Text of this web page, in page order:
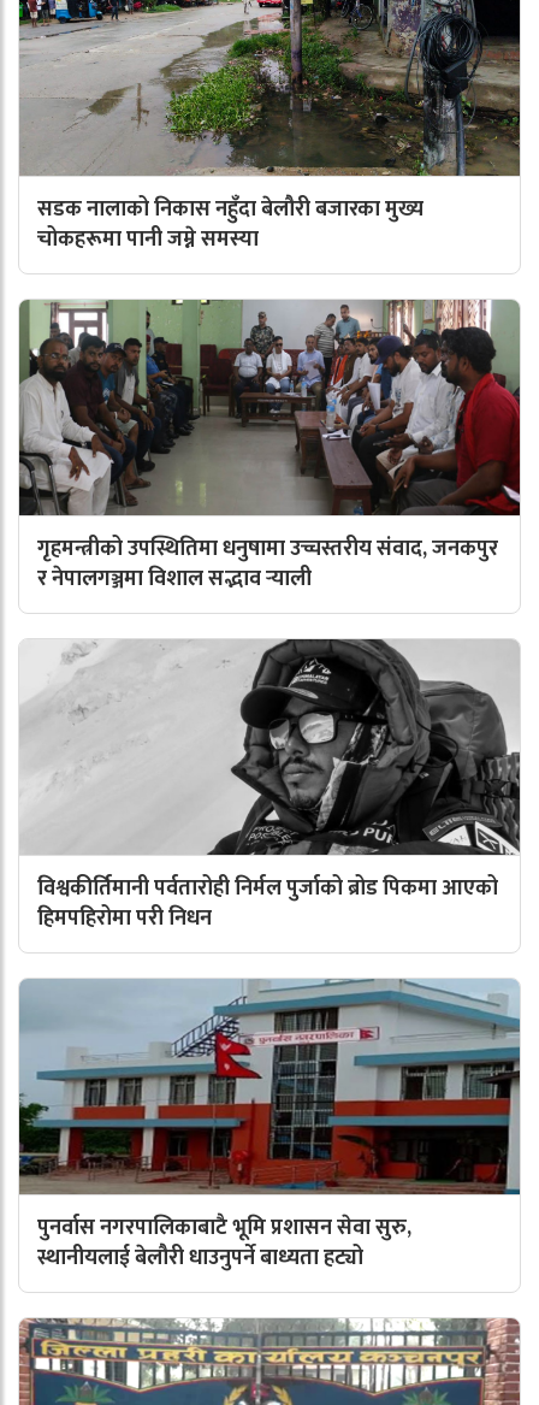
सडक नालाको निकास नहुँदा बेलौरी बजारका मुख्य
चोकहरूमा पानी जम्ने समस्या
गृहमन्त्रीको उपस्थितिमा धनुषामा उच्चस्तरीय संवाद, जनकपुर
र नेपालगञ्जमा विशाल सद्भाव र्‍याली
विश्वकीर्तिमानी पर्वतारोही निर्मल पुर्जाको ब्रोड पिकमा आएको
हिमपहिरोमा परी निधन
पुनर्वास नगरपालिकाबाटै भूमि प्रशासन सेवा सुरु,
स्थानीयलाई बेलौरी धाउनुपर्ने बाध्यता हट्यो